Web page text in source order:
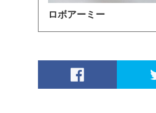
ロボアーミー